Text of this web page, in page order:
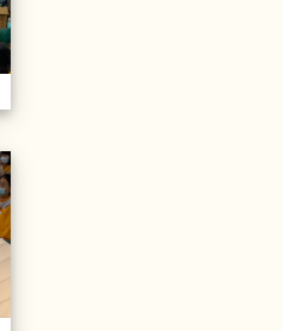
20211206校內語文競賽